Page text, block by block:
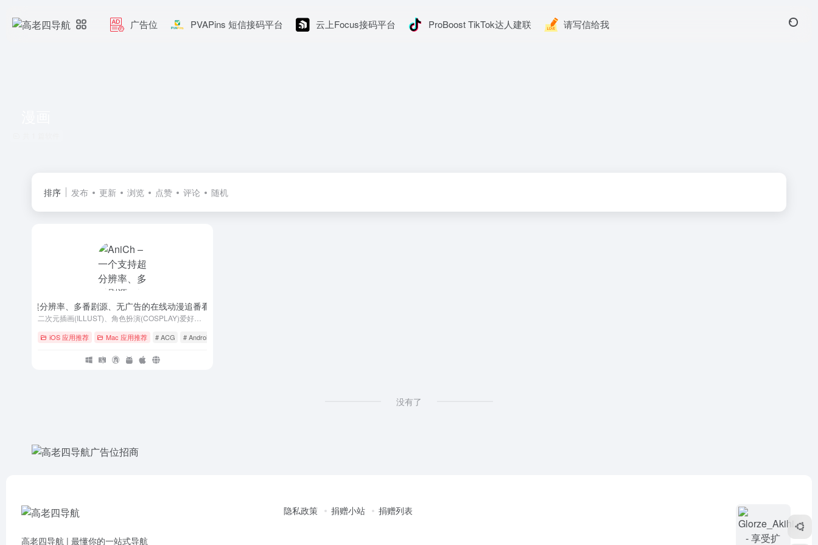
广告位 PVAPins 短信接码平台 云上Focus接码平台 ProBoost TikTok达人建联 请写信给我
排序 发布 更新 浏览 点赞 评论 随机
个支持超分辨率、多番剧源、无广告的在线动漫追番看图弹幕 APP
iOS 应用推荐 Mac 应用推荐 # ACG # Android
没有了
高老四导航 | 最懂你的一站式导航
隐私政策 捐赠小站 捐赠列表